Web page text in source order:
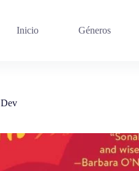
Inicio Géneros